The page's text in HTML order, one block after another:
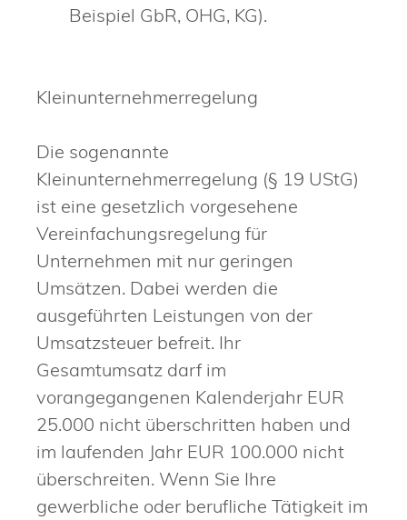
Beispiel GbR, OHG, KG).
Kleinunternehmerregelung
Die sogenannte
Kleinunternehmerregelung (§ 19 UStG)
ist eine gesetzlich vorgesehene
Vereinfachungsregelung für
Unternehmen mit nur geringen
Umsätzen. Dabei werden die
ausgeführten Leistungen von der
Umsatzsteuer befreit. Ihr
Gesamtumsatz darf im
vorangegangenen Kalenderjahr EUR
25.000 nicht überschritten haben und
im laufenden Jahr EUR 100.000 nicht
überschreiten. Wenn Sie Ihre
gewerbliche oder berufliche Tätigkeit im